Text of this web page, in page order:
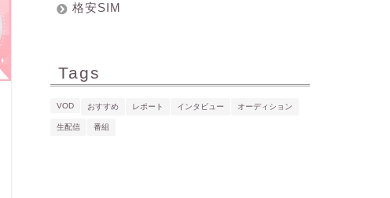
格安SIM
Tags
VOD おすすめ レポート インタビュー オーディション
生配信 番組